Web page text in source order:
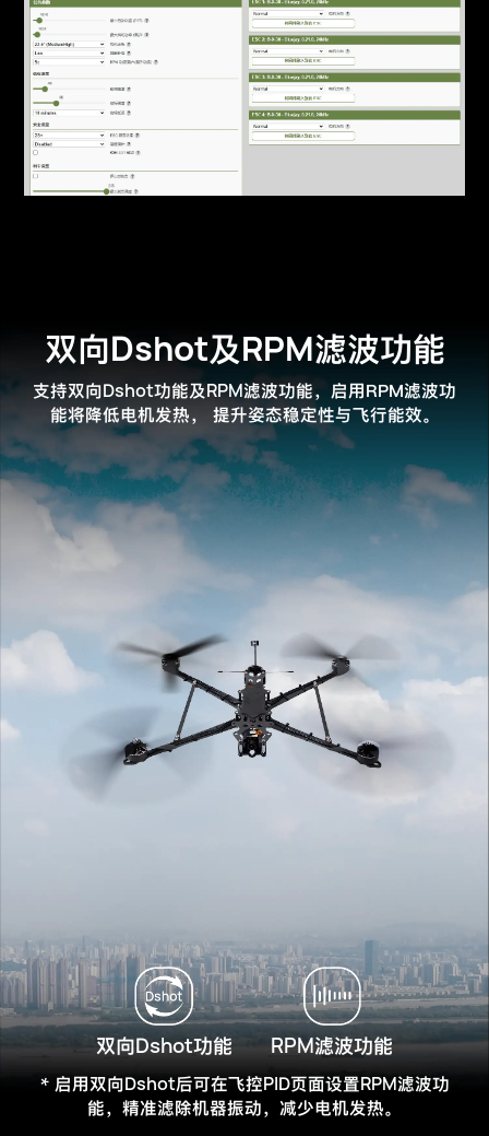
双向Dshot及RPM滤波功能
支持双向Dshot功能及RPM滤波功能，启用RPM滤波功
能将降低电机发热，
提升姿态稳定性与飞行能效。
双向Dshot功能 RPM滤波功能
* 启用双向Dshot后可在飞控PID页面设置RPM滤波功
能，精准滤除机器振动，减少电机发热。